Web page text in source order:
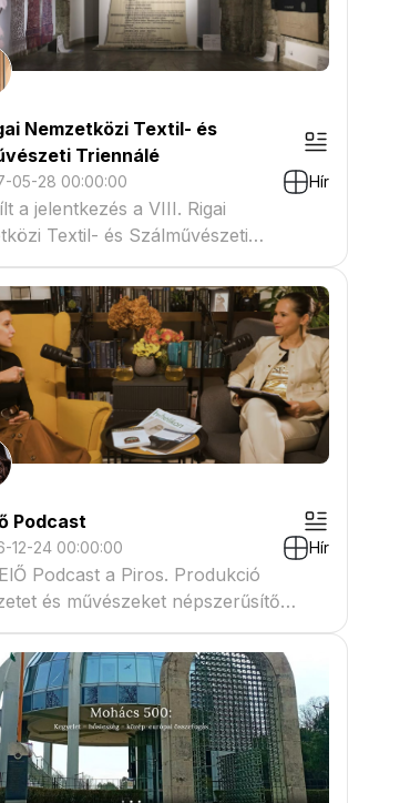
Nemzetközi Textil- és
Triennálé
05-28 00:00:00 Hír
a jelentkezés a VIII. Rigai
Textil- és Szálművészeti
Podcast
12-24 00:00:00 Hír
Podcast a Piros. Produkció
és művészeket népszerűsítő
műsora